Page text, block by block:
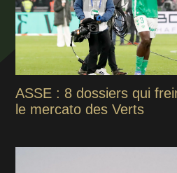
ASSE : 8 dossiers qui
le mercato des Verts